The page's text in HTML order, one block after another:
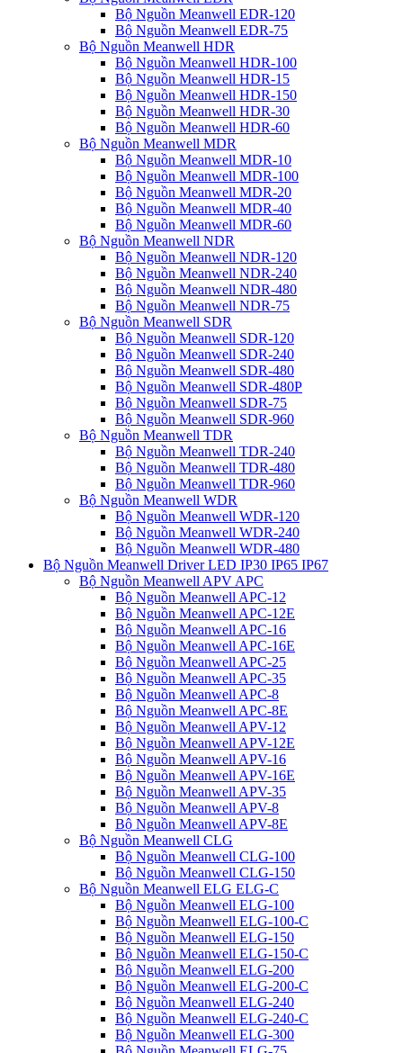
Bộ Nguồn Meanwell EDR-120
Bộ Nguồn Meanwell EDR-75
Bộ Nguồn Meanwell HDR
Bộ Nguồn Meanwell HDR-100
Bộ Nguồn Meanwell HDR-15
Bộ Nguồn Meanwell HDR-150
Bộ Nguồn Meanwell HDR-30
Bộ Nguồn Meanwell HDR-60
Bộ Nguồn Meanwell MDR
Bộ Nguồn Meanwell MDR-10
Bộ Nguồn Meanwell MDR-100
Bộ Nguồn Meanwell MDR-20
Bộ Nguồn Meanwell MDR-40
Bộ Nguồn Meanwell MDR-60
Bộ Nguồn Meanwell NDR
Bộ Nguồn Meanwell NDR-120
Bộ Nguồn Meanwell NDR-240
Bộ Nguồn Meanwell NDR-480
Bộ Nguồn Meanwell NDR-75
Bộ Nguồn Meanwell SDR
Bộ Nguồn Meanwell SDR-120
Bộ Nguồn Meanwell SDR-240
Bộ Nguồn Meanwell SDR-480
Bộ Nguồn Meanwell SDR-480P
Bộ Nguồn Meanwell SDR-75
Bộ Nguồn Meanwell SDR-960
Bộ Nguồn Meanwell TDR
Bộ Nguồn Meanwell TDR-240
Bộ Nguồn Meanwell TDR-480
Bộ Nguồn Meanwell TDR-960
Bộ Nguồn Meanwell WDR
Bộ Nguồn Meanwell WDR-120
Bộ Nguồn Meanwell WDR-240
Bộ Nguồn Meanwell WDR-480
Bộ Nguồn Meanwell Driver LED IP30 IP65 IP67
Bộ Nguồn Meanwell APV APC
Bộ Nguồn Meanwell APC-12
Bộ Nguồn Meanwell APC-12E
Bộ Nguồn Meanwell APC-16
Bộ Nguồn Meanwell APC-16E
Bộ Nguồn Meanwell APC-25
Bộ Nguồn Meanwell APC-35
Bộ Nguồn Meanwell APC-8
Bộ Nguồn Meanwell APC-8E
Bộ Nguồn Meanwell APV-12
Bộ Nguồn Meanwell APV-12E
Bộ Nguồn Meanwell APV-16
Bộ Nguồn Meanwell APV-16E
Bộ Nguồn Meanwell APV-35
Bộ Nguồn Meanwell APV-8
Bộ Nguồn Meanwell APV-8E
Bộ Nguồn Meanwell CLG
Bộ Nguồn Meanwell CLG-100
Bộ Nguồn Meanwell CLG-150
Bộ Nguồn Meanwell ELG ELG-C
Bộ Nguồn Meanwell ELG-100
Bộ Nguồn Meanwell ELG-100-C
Bộ Nguồn Meanwell ELG-150
Bộ Nguồn Meanwell ELG-150-C
Bộ Nguồn Meanwell ELG-200
Bộ Nguồn Meanwell ELG-200-C
Bộ Nguồn Meanwell ELG-240
Bộ Nguồn Meanwell ELG-240-C
Bộ Nguồn Meanwell ELG-300